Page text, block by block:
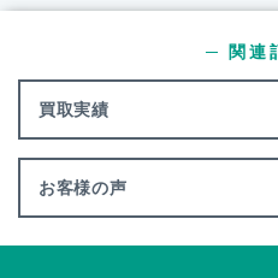
買取実績
─ 関連
お客様の声